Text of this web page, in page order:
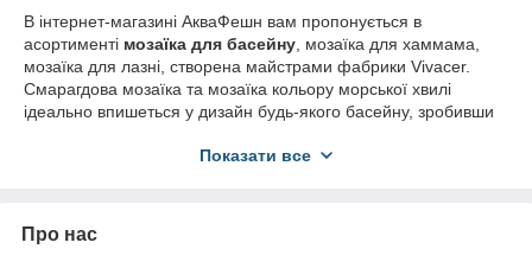
В інтернет-магазині АкваФешн вам пропонується в
асортименті мозаїка для басейну , мозаїка для хаммама,
мозаїка для лазні, створена майстрами фабрики Vivacer.
Смарагдова мозаїка та мозаїка кольору морської хвилі
ідеально впишеться у дизайн будь-якого басейну, зробивши
Купити мозаїку для басейну в Україні
При цьому
Показати все
Про нас